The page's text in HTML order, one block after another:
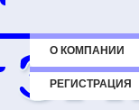
О КОМПАНИИ
РЕГИСТРАЦИЯ